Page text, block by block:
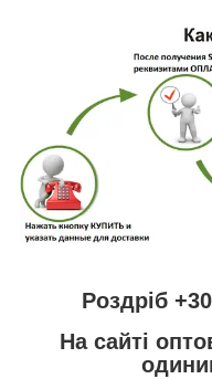
Роздріб
На сайті